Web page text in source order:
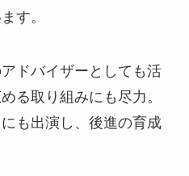
す。
ドバイザーとしても活
る取り組みにも尽力。
も出演し、後進の育成